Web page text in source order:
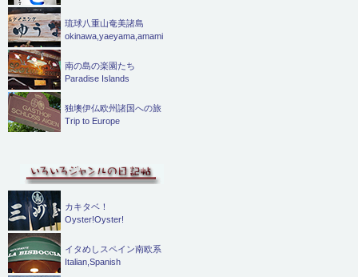
琉球八重山奄美諸島
okinawa,yaeyama,amami
南の島の楽園たち
Paradise Islands
独墺伊仏欧州諸国への旅
Trip to Europe
カキタベ！
Oyster!Oyster!
イタめしスペイン南欧系
Italian,Spanish